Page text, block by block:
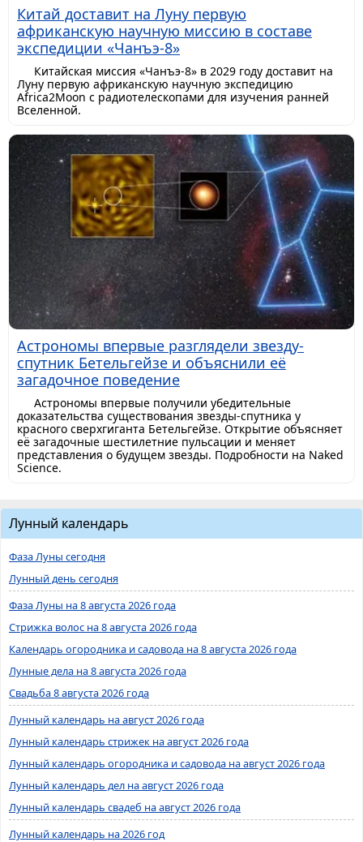
Китай доставит на Луну первую
африканскую научную миссию в составе
экспедиции «Чанъэ-8»
Китайская миссия «Чанъэ-8» в 2029 году доставит на
Луну первую африканскую научную экспедицию
Africa2Moon с радиотелескопами для изучения ранней
Вселенной.
Астрономы впервые разглядели звезду-
спутник Бетельгейзе и объяснили её
загадочное поведение
Астрономы впервые получили убедительные
доказательства существования звезды-спутника у
красного сверхгиганта Бетельгейзе. Открытие объясняет
её загадочные шестилетние пульсации и меняет
представления о будущем звезды. Подробности на Naked
Science.
Лунный календарь
Фаза Луны сегодня
Лунный день сегодня
Фаза Луны на 8 августа 2026 года
Стрижка волос на 8 августа 2026 года
Календарь огородника и садовода на 8 августа 2026 года
Лунные дела на 8 августа 2026 года
Свадьба 8 августа 2026 года
Лунный календарь на август 2026 года
Лунный календарь стрижек на август 2026 года
Лунный календарь огородника и садовода на август 2026 года
Лунный календарь дел на август 2026 года
Лунный календарь свадеб на август 2026 года
Лунный календарь на 2026 год